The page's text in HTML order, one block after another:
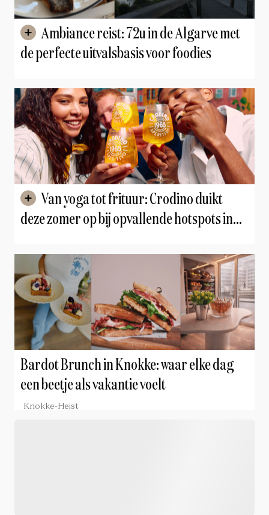
de perfecte uitvalsbasis voor foodies
deze zomer op bij opvallende hotspots in
Bardot Brunch in Knokke: waar elke dag
een beetje als vakantie voelt
Knokke-Heist